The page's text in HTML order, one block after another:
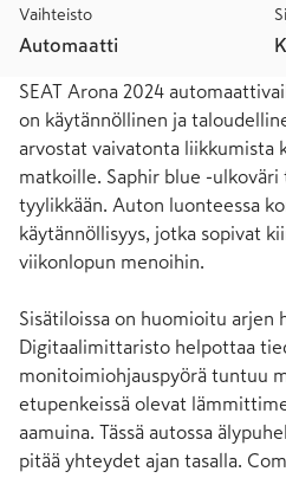
Vaihteisto
Automaatti
SEAT Arona 2024
on käytännöllinen ja
arvostat vaivatonta liikkumista
matkoille. Saphir blue -
tyylikkään. Auton luonteessa
käytännöllisyys, jotka sopivat
viikonlopun menoihin.
Sisätiloissa on huomioitu arjen
Digitaalimittaristo helpottaa
monitoimiohjauspyörä tuntuu
etupenkeissä olevat
aamuina. Tässä autossa
pitää yhteydet ajan tasalla.